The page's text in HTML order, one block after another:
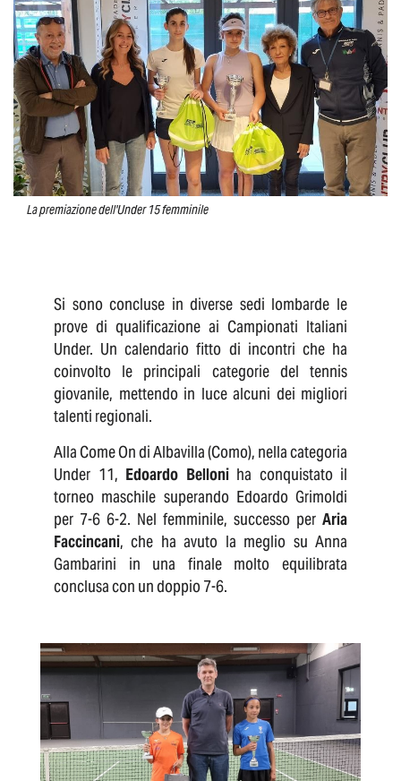
La premiazione dell'Under 15 femminile
Si sono concluse in diverse sedi lombarde le
prove di qualificazione ai Campionati Italiani
Under. Un calendario fitto di incontri che ha
coinvolto le principali categorie del tennis
giovanile, mettendo in luce alcuni dei migliori
talenti regionali.
Alla Come On di Albavilla (Como), nella categoria
Under 11, Edoardo Belloniha conquistato il
torneo maschile superando Edoardo Grimoldi
per 7-6 6-2. Nel femminile, successo per Aria
Faccincani, che ha avuto la meglio su Anna
Gambarini in una finale molto equilibrata
conclusa con un doppio 7-6.